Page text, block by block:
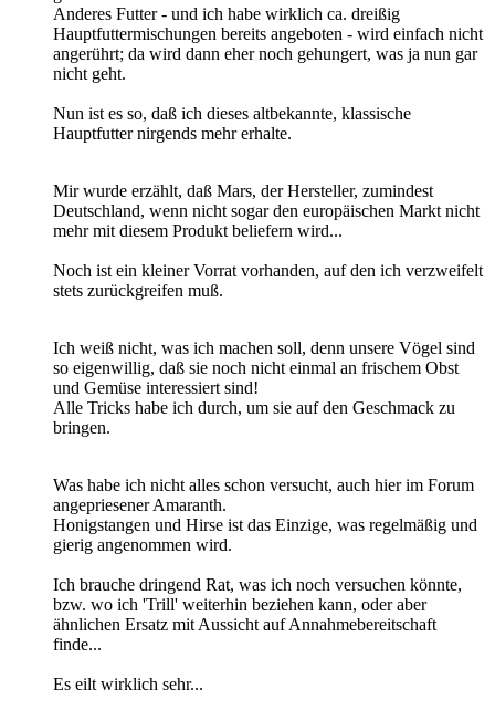
Anderes Futter - und ich habe wirklich ca. dreißig
Hauptfuttermischungen bereits angeboten - wird einfach nicht
angerührt; da wird dann eher noch gehungert, was ja nun gar
nicht geht.
Nun ist es so, daß ich dieses altbekannte, klassische
Hauptfutter nirgends mehr erhalte.
Mir wurde erzählt, daß Mars, der Hersteller, zumindest
Deutschland, wenn nicht sogar den europäischen Markt nicht
mehr mit diesem Produkt beliefern wird...
Noch ist ein kleiner Vorrat vorhanden, auf den ich verzweifelt
stets zurückgreifen muß.
Ich weiß nicht, was ich machen soll, denn unsere Vögel sind
so eigenwillig, daß sie noch nicht einmal an frischem Obst
und Gemüse interessiert sind!
Alle Tricks habe ich durch, um sie auf den Geschmack zu
bringen.
Was habe ich nicht alles schon versucht, auch hier im Forum
angepriesener Amaranth.
Honigstangen und Hirse ist das Einzige, was regelmäßig und
gierig angenommen wird.
Ich brauche dringend Rat, was ich noch versuchen könnte,
bzw. wo ich 'Trill' weiterhin beziehen kann, oder aber
ähnlichen Ersatz mit Aussicht auf Annahmebereitschaft
finde...
Es eilt wirklich sehr...